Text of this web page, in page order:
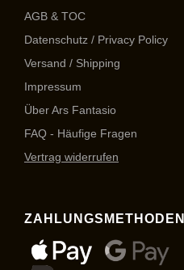
AGB & TOC
Datenschutz / Privacy Policy
Versand / Shipping
Impressum
Über Ars Fantasio
FAQ - Häufige Fragen
Vertrag widerrufen
ZAHLUNGSMETHODEN